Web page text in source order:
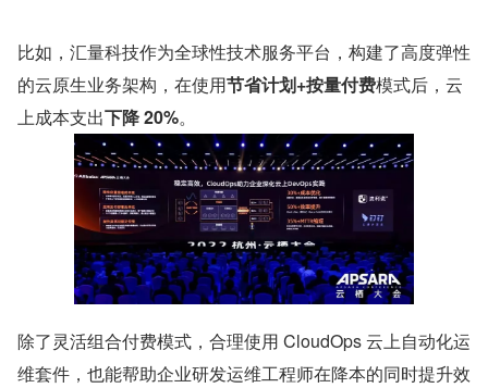
比如，汇量科技作为全球性技术服务平台，构建了高度弹性
的云原生业务架构，在使用节省计划+按量付费模式后，云
上成本支出下降 20%。
除了灵活组合付费模式，合理使用 CloudOps 云上自动化运
维套件，也能帮助企业研发运维工程师在降本的同时提升效